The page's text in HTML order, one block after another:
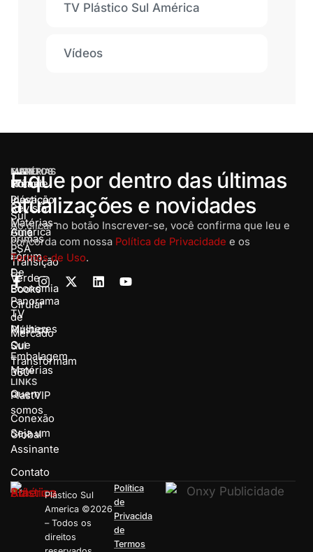
TV Plástico Sul América
Vídeos
MENU
Home
Revista
Guia
PSA
E-
Books
TV
Plástico
Sul
Matérias
MATÉRIAS
Rota de
Inovação
Matérias-
primas
Transição
Verde
Panorama
de
Mercado
Embalagem
360º
PlastVIP
Conexão
Global
EVENTOS
Prêmio
Plástico
Sul
América
Fórum
De
Economia
Cirular
Mulheres
Que
Transformam
LINKS
Quem
somos
Seja um
Assinante
Contato
Fique por dentro das últimas
atualizações e novidades
Ao clicar no botão Inscrever-se, você confirma que leu e
concorda com nossa Política de Privacidade e os
Termos de Uso.
Plástico Sul
America ©2026
– Todos os
direitos
Política
de
Privacida
de
Termos